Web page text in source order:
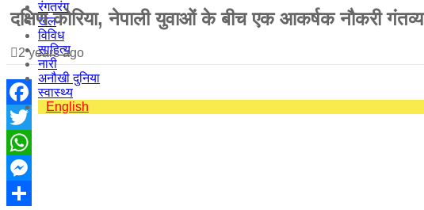
रंगतरंग
खेल
विविध
साहित्य
नारी
अनौखी दुनिया
स्वास्थ्य
English
दक्षिण कोरिया, नेपाली युवाओं के बीच एक आकर्षक नौकरी गंतव्य
2 years ago
Facebook
Twitter
WhatsApp
Messenger